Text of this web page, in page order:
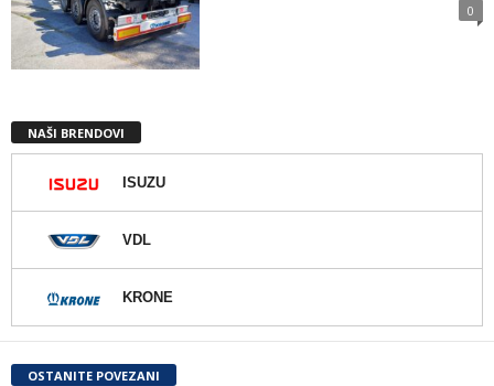
0
NAŠI BRENDOVI
ISUZU
VDL
KRONE
OSTANITE POVEZANI